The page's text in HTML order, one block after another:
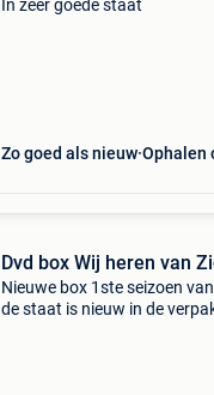
In zeer goede staat
Zo goed als nieuw Ophalen
Dvd box Wij heren van
Nieuwe box 1ste seizoen
de staat is nieuw in de